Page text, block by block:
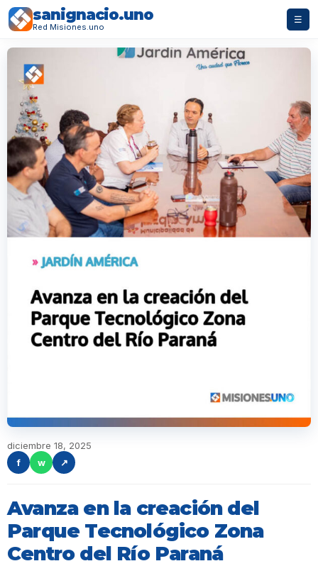
sanignacio.uno
Red Misiones.uno
☰
diciembre 18, 2025
f
w ↗
Avanza en la creación del
Parque Tecnológico Zona
Centro del Río Paraná